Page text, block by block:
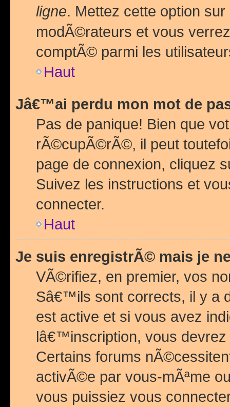
ligne. Mettez cette option sur
modÃ©rateurs et vous
comptÃ© parmi les
Haut
Jâ€™ai perdu mon mot de
Pas de panique! Bien que
rÃ©cupÃ©rÃ©, il peut
page de connexion, cliquez
Suivez les instructions et
connecter.
Haut
Je suis enregistrÃ© mais je
VÃ©rifiez, en premier, vos
Sâ€™ils sont corrects, il y a
est active et si vous avez
lâ€™inscription, vous
Certains forums
activÃ©e par vous-mÃªme
vous puissiez vous